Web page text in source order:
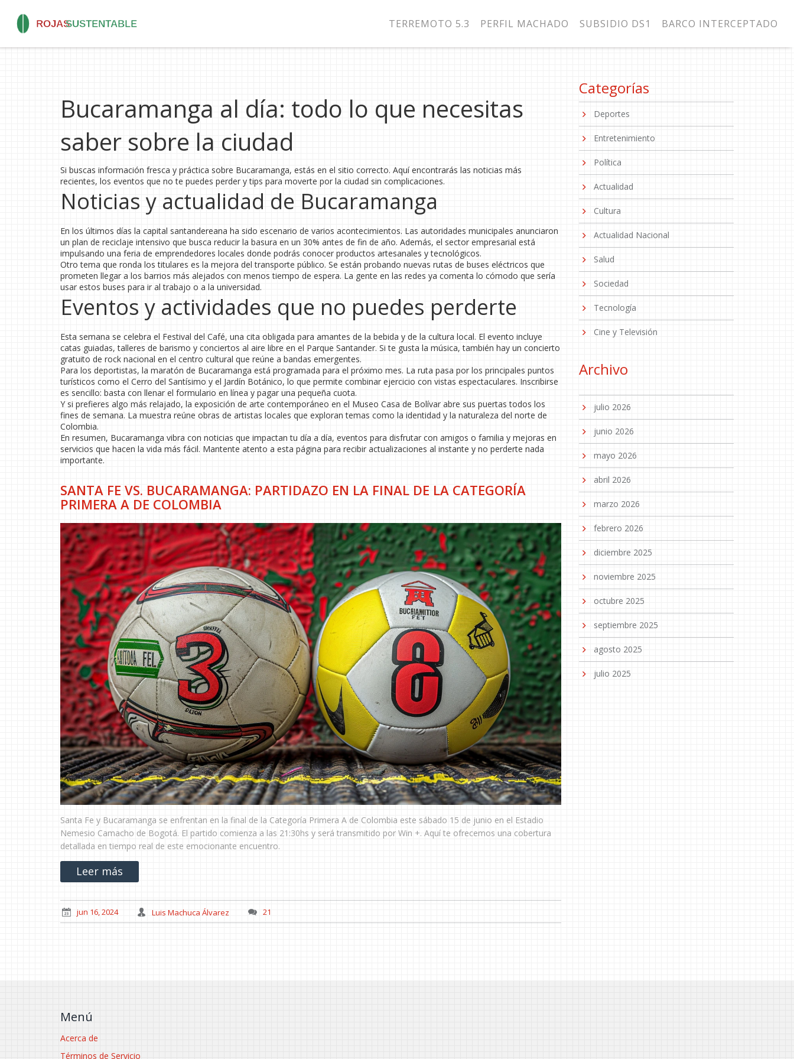
TERREMOTO 5.3 PERFIL MACHADO SUBSIDIO DS1 BARCO INTERCEPTADO
Bucaramanga al día: todo lo que necesitas
saber sobre la ciudad
Si buscas información fresca y práctica sobre Bucaramanga, estás en el sitio correcto. Aquí encontrarás las noticias más
recientes, los eventos que no te puedes perder y tips para moverte por la ciudad sin complicaciones.
Noticias y actualidad de Bucaramanga
En los últimos días la capital santandereana ha sido escenario de varios acontecimientos. Las autoridades municipales anunciaron
un plan de reciclaje intensivo que busca reducir la basura en un 30% antes de fin de año. Además, el sector empresarial está
impulsando una feria de emprendedores locales donde podrás conocer productos artesanales y tecnológicos.
Otro tema que ronda los titulares es la mejora del transporte público. Se están probando nuevas rutas de buses eléctricos que
prometen llegar a los barrios más alejados con menos tiempo de espera. La gente en las redes ya comenta lo cómodo que sería
usar estos buses para ir al trabajo o a la universidad.
Eventos y actividades que no puedes perderte
Esta semana se celebra el Festival del Café, una cita obligada para amantes de la bebida y de la cultura local. El evento incluye
catas guiadas, talleres de barismo y conciertos al aire libre en el Parque Santander. Si te gusta la música, también hay un concierto
gratuito de rock nacional en el centro cultural que reúne a bandas emergentes.
Para los deportistas, la maratón de Bucaramanga está programada para el próximo mes. La ruta pasa por los principales puntos
turísticos como el Cerro del Santísimo y el Jardín Botánico, lo que permite combinar ejercicio con vistas espectaculares. Inscribirse
es sencillo: basta con llenar el formulario en línea y pagar una pequeña cuota.
Y si prefieres algo más relajado, la exposición de arte contemporáneo en el Museo Casa de Bolívar abre sus puertas todos los
fines de semana. La muestra reúne obras de artistas locales que exploran temas como la identidad y la naturaleza del norte de
Colombia.
En resumen, Bucaramanga vibra con noticias que impactan tu día a día, eventos para disfrutar con amigos o familia y mejoras en
servicios que hacen la vida más fácil. Mantente atento a esta página para recibir actualizaciones al instante y no perderte nada
importante.
SANTA FE VS. BUCARAMANGA: PARTIDAZO EN LA FINAL DE LA CATEGORÍA
PRIMERA A DE COLOMBIA
Santa Fe y Bucaramanga se enfrentan en la final de la Categoría Primera A de Colombia este sábado 15 de junio en el Estadio
Nemesio Camacho de Bogotá. El partido comienza a las 21:30hs y será transmitido por Win +. Aquí te ofrecemos una cobertura
detallada en tiempo real de este emocionante encuentro.
Leer más
jun 16, 2024 Luis Machuca Álvarez 21
Categorías
Deportes
Entretenimiento
Política
Actualidad
Cultura
Actualidad Nacional
Salud
Sociedad
Tecnología
Cine y Televisión
Archivo
julio 2026
junio 2026
mayo 2026
abril 2026
marzo 2026
febrero 2026
diciembre 2025
noviembre 2025
octubre 2025
septiembre 2025
agosto 2025
julio 2025
Menú
Acerca de
Términos de Servicio